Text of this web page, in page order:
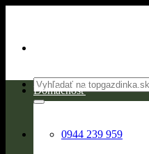
Hľadať:
0944 239 959
Domácnosť